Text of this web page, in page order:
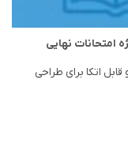
امتحانات نهایی
اتکا برای طراحی